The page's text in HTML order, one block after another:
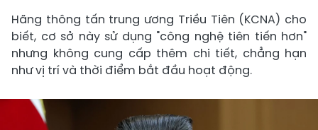
Hãng thông tấn trung ương Triều Tiên (KCNA) cho
biết, cơ sở này sử dụng "công nghệ tiên tiến hơn"
nhưng không cung cấp thêm chi tiết, chẳng hạn
như vị trí và thời điểm bắt đầu hoạt động.